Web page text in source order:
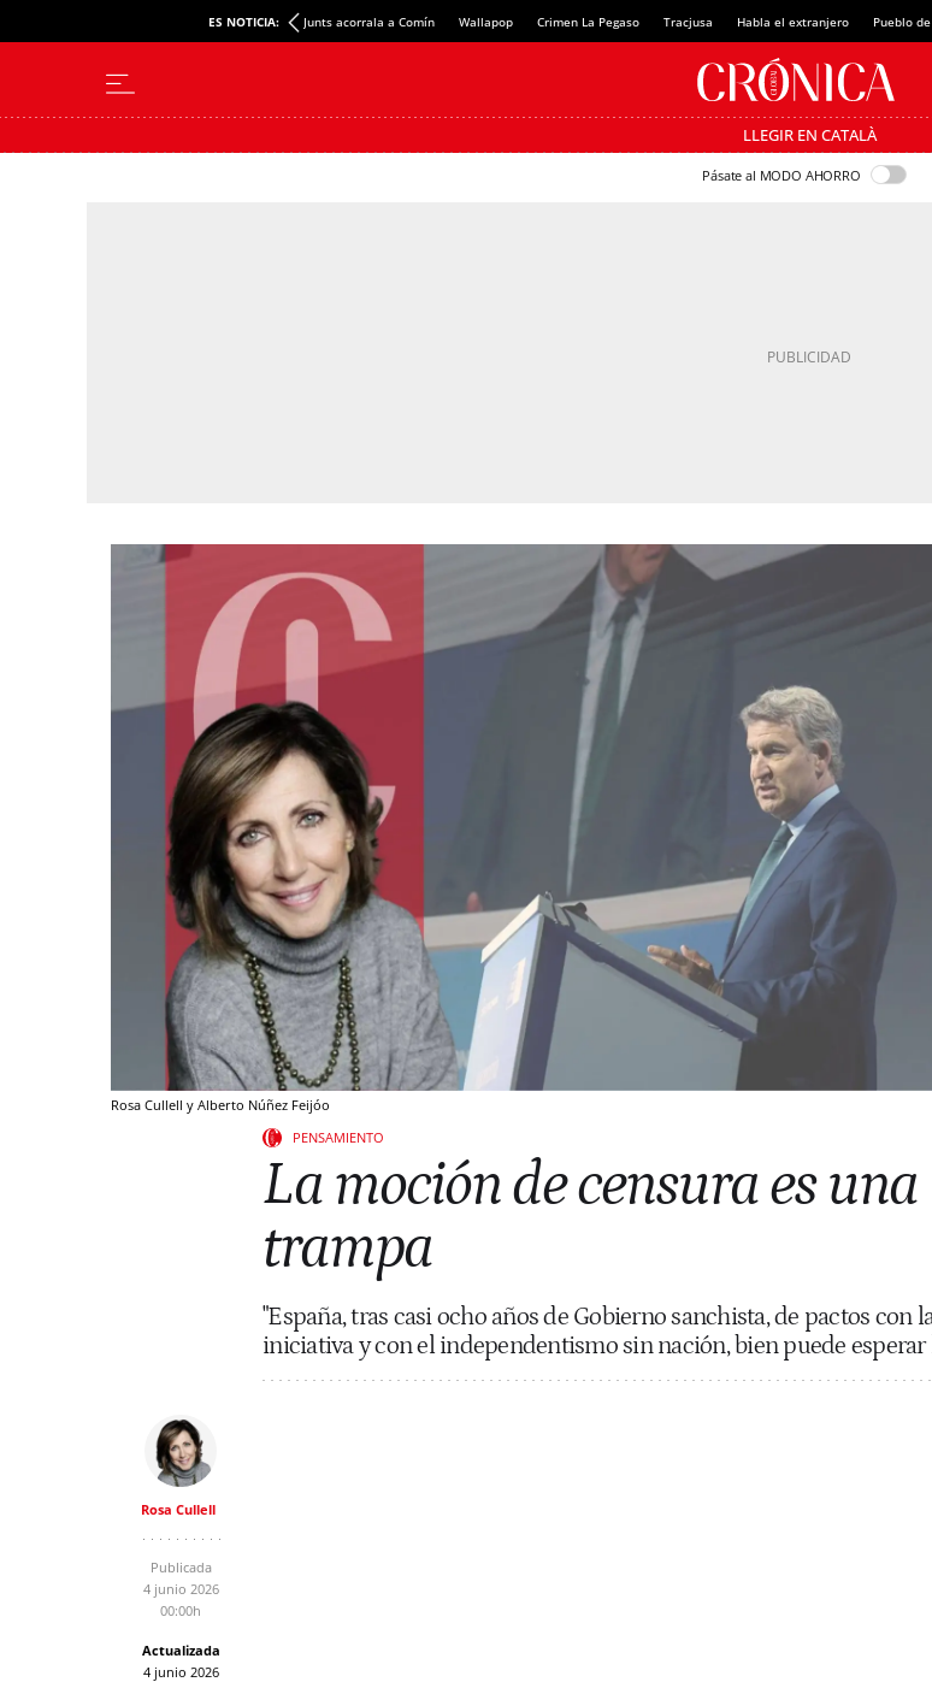
ES NOTICIA: Junts acorrala a Comín Wallapop Crimen La Pegaso Tracjusa Habla el extranjero Pueblo
LLEGIR EN CATALÀ
Pásate al MODO AHORRO
Rosa Cullell y Alberto Núñez Feijóo
PENSAMIENTO
La moción de censura es una
trampa
"España, tras casi ocho años de Gobierno sanchista, de pactos con
iniciativa y con el independentismo sin nación, bien puede esperar
Rosa Cullell
Publicada
4 junio 2026
00:00h
Actualizada
4 junio 2026